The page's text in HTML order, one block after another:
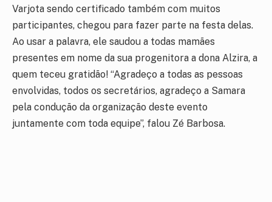
Varjota sendo certificado também com muitos
participantes, chegou para fazer parte na festa delas.
Ao usar a palavra, ele saudou a todas mamães
presentes em nome da sua progenitora a dona Alzira, a
quem teceu gratidão! “Agradeço a todas as pessoas
envolvidas, todos os secretários, agradeço a Samara
pela condução da organização deste evento
juntamente com toda equipe”, falou Zé Barbosa.